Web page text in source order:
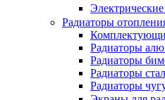
Радиаторы
Радиаторы
Радиаторы
Радиаторы
Радиаторы